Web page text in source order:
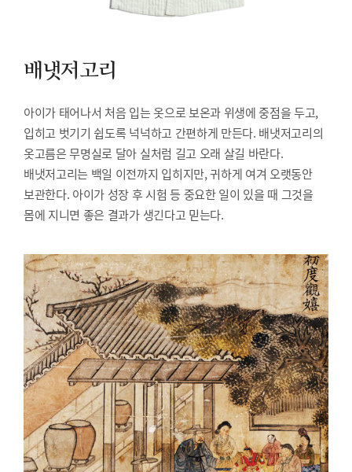
배냇저고리
아이가 태어나서 처음 입는 옷으로 보온과 위생에 중점을 두고,
입히고 벗기기 쉽도록 넉넉하고 간편하게 만든다. 배냇저고리의
옷고름은 무명실로 달아 실처럼 길고 오래 살길 바란다.
배냇저고리는 백일 이전까지 입히지만, 귀하게 여겨 오랫동안
보관한다. 아이가 성장 후 시험 등 중요한 일이 있을 때 그것을
몸에 지니면 좋은 결과가 생긴다고 믿는다.